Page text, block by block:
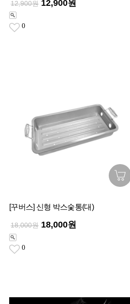
12,900원 12,900원
0
[꾸버스] 신형 박스숯통(대)
18,000원 18,000원
0